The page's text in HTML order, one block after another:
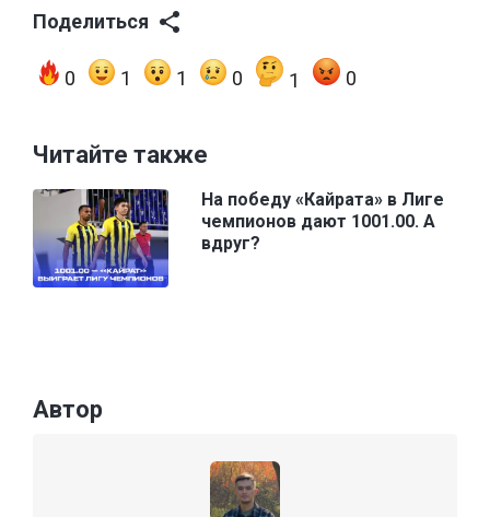
Поделиться
0 1 1 0 1 0
Читайте также
На победу «Кайрата» в Лиге
чемпионов дают 1001.00. А
вдруг?
Автор